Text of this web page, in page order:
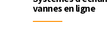
vannes en ligne